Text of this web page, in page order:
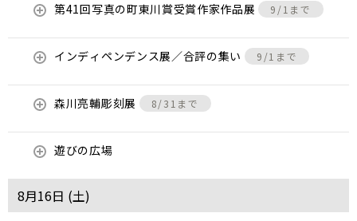
第41回写真の町東川賞受賞作家作品展 9/1まで
インディペンデンス展／合評の集い 9/1まで
森川亮輔彫刻展 8/31まで
遊びの広場
8月16日 (土)